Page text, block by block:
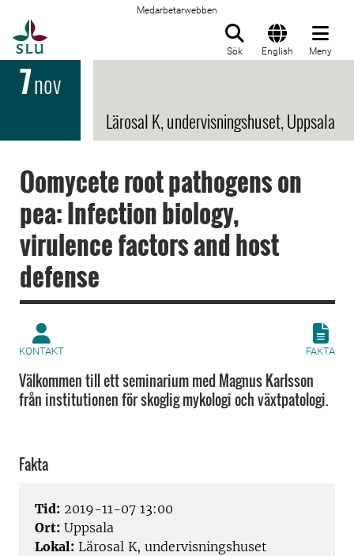
Medarbetarwebben
Sök English Meny
7nov
Lärosal K, undervisningshuset, Uppsala
Oomycete root pathogens on
pea: Infection biology,
virulence factors and host
defense
KONTAKT FAKTA
Välkommen till ett seminarium med Magnus Karlsson
från institutionen för skoglig mykologi och växtpatologi.
Fakta
Tid: 2019-11-07 13:00
Ort: Uppsala
Lokal: Lärosal K, undervisningshuset